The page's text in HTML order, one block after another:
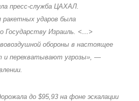
пресс-служба ЦАХАЛ.
ракетных ударов была
Государству Израиль. <…>
обороны в настоящее
и перехватывают угрозы», —
до $95,93 на фоне эскалации